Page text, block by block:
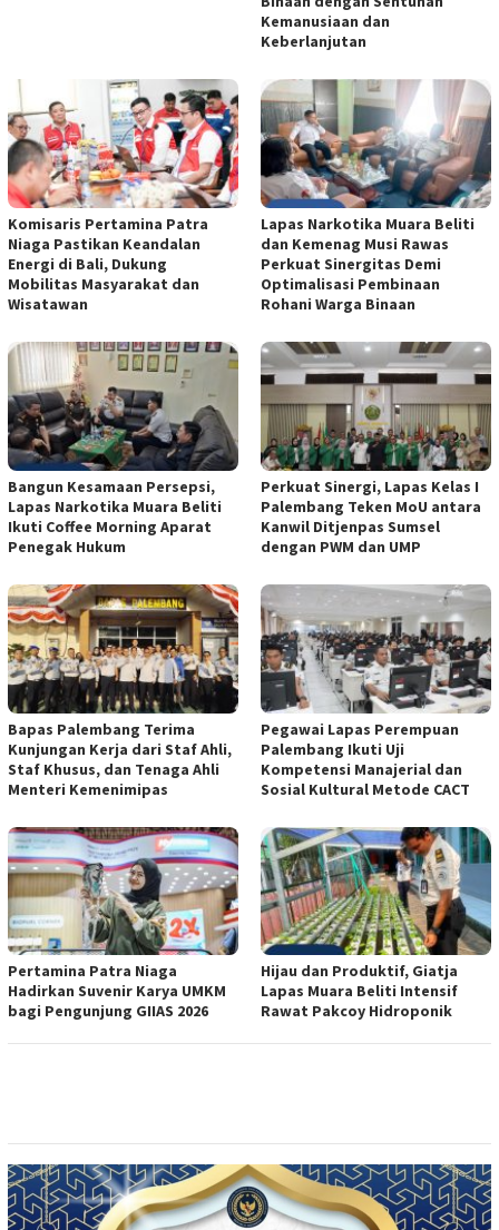
Kemanusiaan dan
Keberlanjutan
Komisaris Pertamina Patra
Niaga Pastikan Keandalan
Energi di Bali, Dukung
Mobilitas Masyarakat dan
Wisatawan
Lapas Narkotika Muara Beliti
dan Kemenag Musi Rawas
Perkuat Sinergitas Demi
Optimalisasi Pembinaan
Rohani Warga Binaan
Bangun Kesamaan Persepsi,
Lapas Narkotika Muara Beliti
Ikuti Coffee Morning Aparat
Penegak Hukum
Perkuat Sinergi, Lapas Kelas I
Palembang Teken MoU antara
Kanwil Ditjenpas Sumsel
dengan PWM dan UMP
Bapas Palembang Terima
Kunjungan Kerja dari Staf Ahli,
Staf Khusus, dan Tenaga Ahli
Menteri Kemenimipas
Pegawai Lapas Perempuan
Palembang Ikuti Uji
Kompetensi Manajerial dan
Sosial Kultural Metode CACT
Pertamina Patra Niaga
Hadirkan Suvenir Karya UMKM
bagi Pengunjung GIIAS 2026
Hijau dan Produktif, Giatja
Lapas Muara Beliti Intensif
Rawat Pakcoy Hidroponik